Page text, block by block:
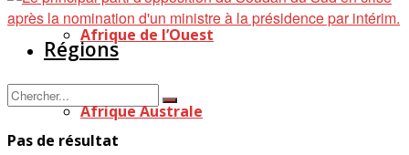
Afrique de l’Ouest
Pas de résultat
Régions
Afrique Australe